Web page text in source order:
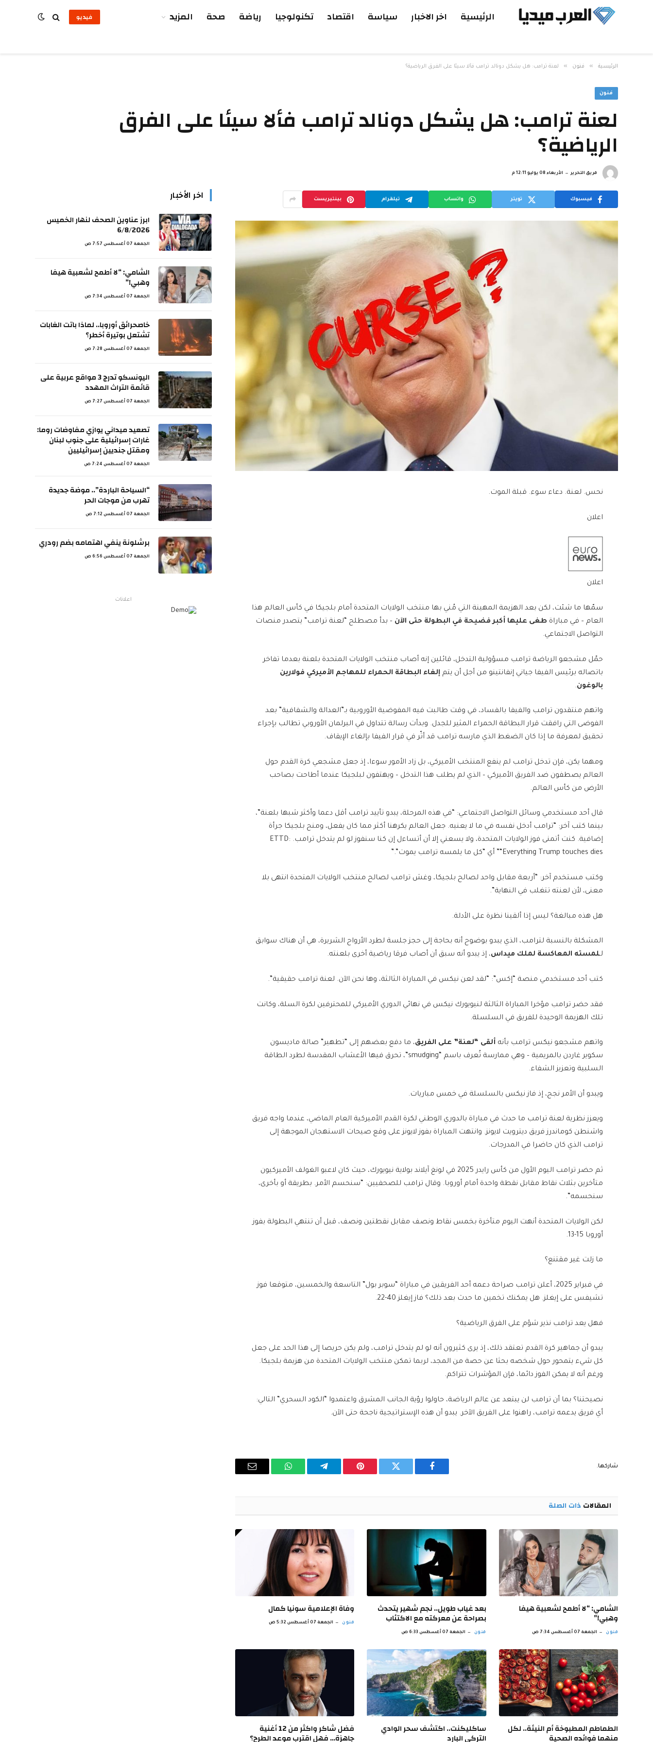
الرئيسية اخر الاخبار سياسة اقتصاد تكنولوجيا رياضة صحة المزيد فيديو
الرئيسية » فنون » لعنة ترامب: هل يشكل دونالد ترامب فألا سيئا على الفرق الرياضية؟
فنون
لعنة ترامب: هل يشكل دونالد ترامب فألا سيئا على الفرق
الرياضية؟
فريق التحرير الأربعاء 08 يوليو 12:11 م
فيسبوك تويتر واتساب تيلقرام بينتيريست
نحس. لعنة. دعاء سوء. قبلة الموت.
اعلان
اعلان
سمّها ما شئت، لكن بعد الهزيمة المهينة التي مُني بها منتخب الولايات المتحدة أمام بلجيكا في كأس العالم هذا
العام – في مباراة طغى عليها أكبر فضيحة في البطولة حتى الآن – بدأ مصطلح “لعنة ترامب” يتصدر منصات
التواصل الاجتماعي.
حمّل مشجعو الرياضة ترامب مسؤولية التدخل، قائلين إنه أصاب منتخب الولايات المتحدة بلعنة بعدما تفاخر
باتصاله برئيس الفيفا جياني إنفانتينو من أجل أن يتم إلغاء البطاقة الحمراء للمهاجم الأميركي فولارين
بالوغون.
واتهم منتقدون ترامب والفيفا بالفساد، في وقت طالبت فيه المفوضية الأوروبية بـ”العدالة والشفافية” بعد
الفوضى التي رافقت قرار البطاقة الحمراء المثير للجدل. وبدأت رسالة تتداول في البرلمان الأوروبي تطالب بإجراء
تحقيق لمعرفة ما إذا كان الضغط الذي مارسه ترامب قد أثّر في قرار الفيفا بإلغاء الإيقاف.
ومهما يكن، فإن تدخل ترامب لم ينفع المنتخب الأميركي، بل زاد الأمور سوءا، إذ جعل مشجعي كرة القدم حول
العالم يصطفون ضد الفريق الأميركي – الذي لم يطلب هذا التدخل – ويهتفون لبلجيكا عندما أطاحت بصاحب
الأرض من كأس العالم.
قال أحد مستخدمي وسائل التواصل الاجتماعي: “في هذه المرحلة، يبدو تأييد ترامب أقل دعما وأكثر شبها بلعنة”،
بينما كتب آخر: “ترامب أدخل نفسه في ما لا يعنيه. جعل العالم يكرهنا أكثر مما كان يفعل، ومنح بلجيكا جرأة
إضافية. كنت أتمنى فوز الولايات المتحدة، ولا يسعني إلا أن أتساءل إن كنا سنفوز لو لم يتدخل ترامب. ETTD:
“Everything Trump touches dies” أي “كل ما يلمسه ترامب يموت”.”
وكتب مستخدم آخر: “أربعة مقابل واحد لصالح بلجيكا، وغش ترامب لصالح منتخب الولايات المتحدة انتهى بلا
معنى، لأن لعنته تتغلب في النهاية”.
هل هذه مبالغة؟ ليس إذا ألقينا نظرة على الأدلة.
المشكلة بالنسبة لترامب، الذي يبدو بوضوح أنه بحاجة إلى حجز جلسة لطرد الأرواح الشريرة، هي أن هناك سوابق
لـلمسته المعاكسة لملك ميداس، إذ يبدو أنه سبق أن أصاب فرقا رياضية أخرى بلعنته.
كتب أحد مستخدمي منصة “إكس”: “لقد لعن نيكس في المباراة الثالثة، وها نحن الآن. لعنة ترامب حقيقية”.
فقد حضر ترامب مؤخرا المباراة الثالثة لنيويورك نيكس في نهائي الدوري الأميركي للمحترفين لكرة السلة، وكانت
تلك الهزيمة الوحيدة للفريق في السلسلة.
واتهم مشجعو نيكس ترامب بأنه ألقى “لعنة” على الفريق، ما دفع بعضهم إلى “تطهير” صالة ماديسون
سكوير غاردن بالمريمية – وهي ممارسة تُعرف باسم “smudging”، تحرق فيها الأعشاب المقدسة لطرد الطاقة
السلبية وتعزيز الشفاء.
ويبدو أن الأمر نجح، إذ فاز نيكس بالسلسلة في خمس مباريات.
ويعزز نظرية لعنة ترامب ما حدث في مباراة بالدوري الوطني لكرة القدم الأميركية العام الماضي، عندما واجه فريق
واشنطن كوماندرز فريق ديترويت لايونز. وانتهت المباراة بفوز لايونز على وقع صيحات الاستهجان الموجهة إلى
ترامب الذي كان حاضرا في المدرجات.
ثم حضر ترامب اليوم الأول من كأس رايدر 2025 في لونغ آيلاند بولاية نيويورك، حيث كان لاعبو الغولف الأميركيون
متأخرين بثلاث نقاط مقابل نقطة واحدة أمام أوروبا. وقال ترامب للصحفيين: “سنحسم الأمر. بطريقة أو بأخرى،
سنحسمه”.
لكن الولايات المتحدة أنهت اليوم متأخرة بخمس نقاط ونصف مقابل نقطتين ونصف، قبل أن تنتهي البطولة بفوز
أوروبا 15-13.
ما زلت غير مقتنع؟
في فبراير 2025، أعلن ترامب صراحة دعمه أحد الفريقين في مباراة “سوبر بول” التاسعة والخمسين، متوقعا فوز
تشيفس على إيغلز. هل يمكنك تخمين ما حدث بعد ذلك؟ فاز إيغلز 40-22.
فهل يعد ترامب نذير شؤم على الفرق الرياضية؟
يبدو أن جماهير كرة القدم تعتقد ذلك، إذ يرى كثيرون أنه لو لم يتدخل ترامب، ولم يكن حريصا إلى هذا الحد على جعل
كل شيء يتمحور حول شخصه بحثا عن حصة من المجد، لربما تمكن منتخب الولايات المتحدة من هزيمة بلجيكا.
ورغم أنه لا يمكن الفوز دائما، فإن المؤشرات تتراكم.
نصيحتنا؟ بما أن ترامب لن يبتعد عن عالم الرياضة، حاولوا رؤية الجانب المشرق واعتمدوا “الكود السحري” التالي:
أي فريق يدعمه ترامب، راهنوا على الفريق الآخر. يبدو أن هذه الإستراتيجية ناجحة حتى الآن.
شاركها.
فيسبوك تويتر بينتيريستتيلقرام واتساب
البريد
المقالات ذات الصلة
الشامي: “لا أطمح لشعبية هيفا
وهبي!”
فنون الجمعة 07 أغسطس 7:34 ص
بعد غياب طويل.. نجم شهير يتحدث
بصراحة عن معركته مع الاكتئاب
فنون الجمعة 07 أغسطس 6:33 ص
وفاة الإعلامية سونيا كمال
فنون الجمعة 07 أغسطس 5:32 ص
الطماطم المطبوخة أم النيئة.. لكل
منهما فوائده الصحية
ساكليكنت.. اكتشف سحر الوادي
التركي البارد
فضل شاكر واكثر من 12 أغنية
جاهزة… فهل اقترب موعد الطرح؟
اخر الأخبار
ابرز عناوين الصحف لنهار الخميس
6/8/2026
الجمعة 07 أغسطس 7:57 ص
الشامي: “لا أطمح لشعبية هيفا
وهبي!”
الجمعة 07 أغسطس 7:34 ص
خاصحرائق أوروبا.. لماذا باتت الغابات
تشتعل بوتيرة أخطر؟
الجمعة 07 أغسطس 7:28 ص
اليونسكو تدرج 3 مواقع عربية على
قائمة التراث المهدد
الجمعة 07 أغسطس 7:27 ص
تصعيد ميداني يوازي مفاوضات روما:
غارات إسرائيلية على جنوب لبنان
ومقتل جنديين إسرائيليين
الجمعة 07 أغسطس 7:24 ص
“السياحة الباردة”.. موضة جديدة
تهرب من موجات الحر
الجمعة 07 أغسطس 7:12 ص
برشلونة ينفي اهتمامه بضم رودري
الجمعة 07 أغسطس 6:56 ص
اعلانات